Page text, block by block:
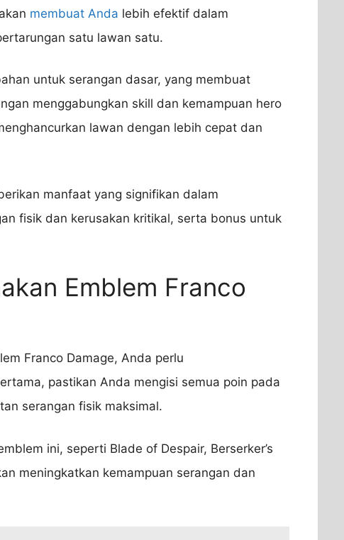
membuat Anda lebih efektif dalam
satu lawan satu.
untuk serangan dasar, yang membuat
menggabungkan skill dan kemampuan hero
lawan dengan lebih cepat dan
manfaat yang signifikan dalam
fisik dan kerusakan kritikal, serta bonus untuk
Emblem Franco
Franco Damage, Anda perlu
pastikan Anda mengisi semua poin pada
serangan fisik maksimal.
ini, seperti Blade of Despair, Berserker’s
meningkatkan kemampuan serangan dan